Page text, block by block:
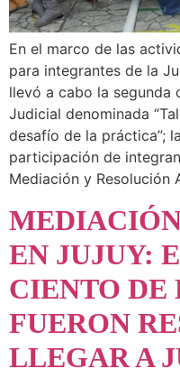
En el marco de las
para integrantes de la
llevó a cabo la segunda
Judicial denominada
desafío de la práctica”;
participación de
Mediación y
EN JUJUY:
CIENTO DE
FUERON
LLEGAR A